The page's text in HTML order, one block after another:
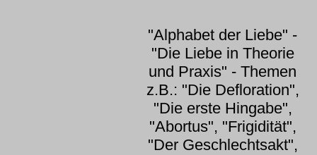
"Alphabet der Liebe" -
"Die Liebe in Theorie
und Praxis" - Themen
z.B.: "Die Defloration",
"Die erste Hingabe",
"Abortus", "Frigidität",
"Der Geschlechtsakt",